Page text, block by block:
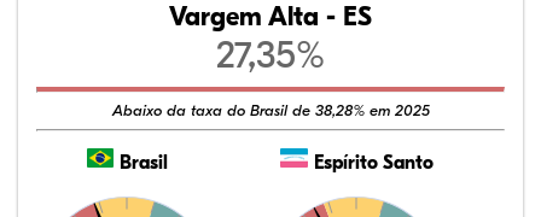
Vargem Alta - ES
27,35%
Abaixo da taxa do Brasil de 38,28% em 2025
Brasil Espírito Santo